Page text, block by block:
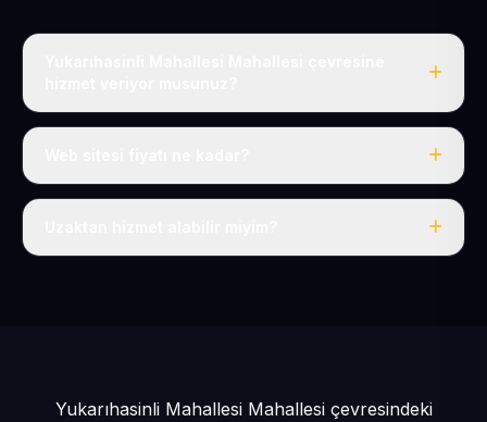
Evet, Yukarıhasinli Mahallesi dahil tüm Ankarayoluköyler
Tek fiyat: yılda 50 USD + KDV, her şey dahil.
Yukarıhasinli Mahallesi Mahallesi çevresindeki